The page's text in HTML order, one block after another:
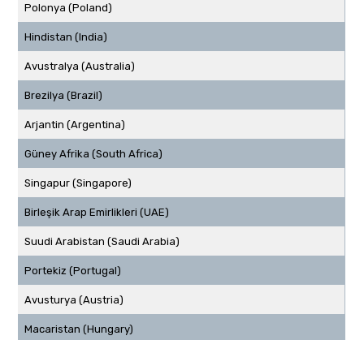
Polonya (Poland)
Hindistan (India)
Avustralya (Australia)
Brezilya (Brazil)
Arjantin (Argentina)
Güney Afrika (South Africa)
Singapur (Singapore)
Birleşik Arap Emirlikleri (UAE)
Suudi Arabistan (Saudi Arabia)
Portekiz (Portugal)
Avusturya (Austria)
Macaristan (Hungary)